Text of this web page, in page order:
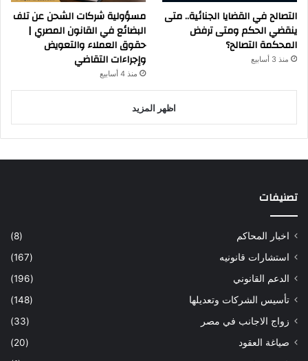
التصالح في القضايا الجنائية.. متى
ينقضي الحكم ومتى ترفض
المحكمة التصالح؟
منذ 3 أسابيع
مسؤولية شركات الشحن عن تلف
البضائع في القانون المصري |
حقوق العملاء والتعويض
وإجراءات التقاضي
منذ 4 أسابيع
اظهر المزيد
تصنيفات
اخبار المحاكم
(8)
استشارات قانونيه
(167)
الدعم القانوني
(196)
تأسيس الشركات وتعديلها
(148)
زواج الاجانب في مصر
(33)
صياغة العقود
(20)